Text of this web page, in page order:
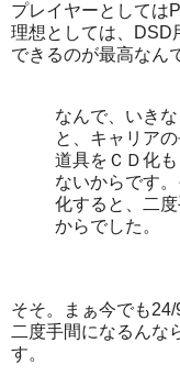
プレイヤーとしては
理想としては、DSD
できるのが最高なん
なんで、いき
と、キャリア
道具をＣＤ化
ないからです
化すると、二
からでした。
そそ。まぁ今でも24/
二度手間になるんな
す。